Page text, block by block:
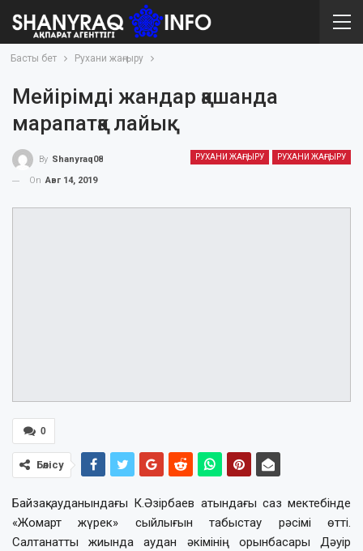
Басты бет Рухани жаңғыру
Мейірімді жандар қашанда
марапатқа лайық
РУХАНИ ЖАҢҒЫРУ РУХАНИ ЖАҢҒЫРУ
By Shanyraq08
On Авг 14, 2019
0
Бөлісу
Байзақ ауданындағы К.Әзірбаев атындағы саз мектебінде
«Жомарт жүрек» сыйлығын табыстау рәсімі өтті.
Салтанатты жиында аудан әкімінің орынбасары Дәуір